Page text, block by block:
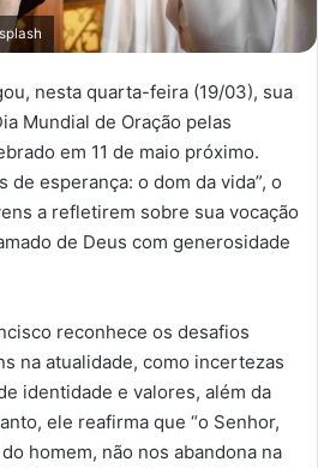
nesta quarta-feira (19/03), sua
Mundial de Oração pelas
em 11 de maio próximo.
de esperança: o dom da vida”, o
a refletirem sobre sua vocação
de Deus com generosidade
reconhece os desafios
na atualidade, como incertezas
identidade e valores, além da
ele reafirma que “o Senhor,
homem, não nos abandona na